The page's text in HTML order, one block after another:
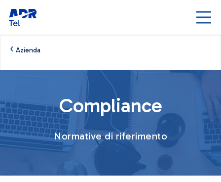
Skip to Main Content
‹ Azienda
Compliance - AdrTel
Compliance
Normative di riferimento